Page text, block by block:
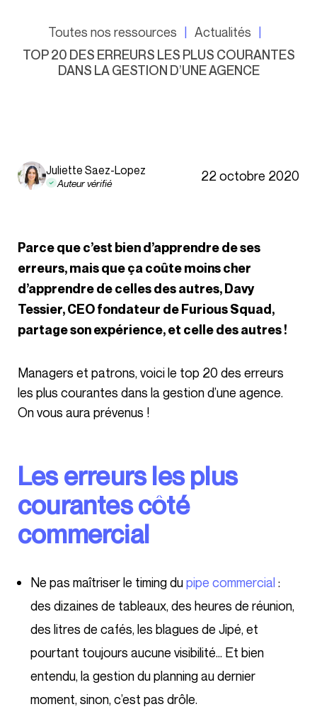
Toutes nos ressources
Actualités
TOP 20 DES ERREURS LES PLUS COURANTES
DANS LA GESTION D’UNE AGENCE
Juliette Saez-Lopez
Auteur vérifié 22 octobre 2020
Parce que c’est bien d’apprendre de ses
erreurs, mais que ça coûte moins cher
d’apprendre de celles des autres, Davy
Tessier, CEO fondateur de Furious Squad,
partage son expérience, et celle des autres !
Managers et patrons, voici le top 20 des erreurs
les plus courantes dans la gestion d’une agence.
On vous aura prévenus !
Les erreurs les plus
courantes côté
commercial
Ne pas maîtriser le timing dupipe commercial :
des dizaines de tableaux, des heures de réunion,
des litres de cafés, les blagues de Jipé, et
pourtant toujours aucune visibilité… Et bien
entendu, la gestion du planning au dernier
moment, sinon, c’est pas drôle.